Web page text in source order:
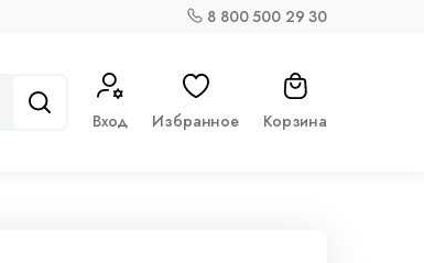
8 800 500 29 30
Вход Избранное Корзина